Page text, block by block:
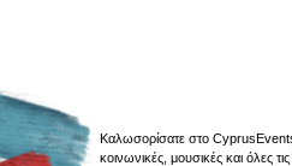
Καλωσορίσατε στο
κοινωνικές, μουσικές και όλες